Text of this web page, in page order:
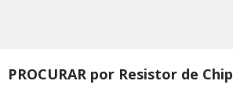
PROCURAR por Resistor de Chip